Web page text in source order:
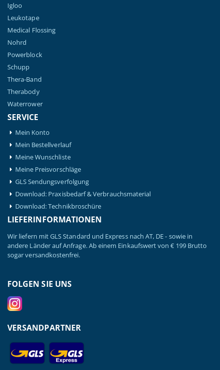
Igloo
Leukotape
Medical Flossing
Nohrd
Powerblock
Schupp
Thera-Band
Therabody
Waterrower
SERVICE
Mein Konto
Mein Bestellverlauf
Meine Wunschliste
Meine Preisvorschläge
GLS Sendungsverfolgung
Download: Praxisbedarf & Verbrauchsmaterial
Download: Technikbroschüre
LIEFERINFORMATIONEN
Wir liefern mit GLS Standard und Express nach AT, DE - sowie in
andere Länder auf Anfrage. Ab einem Einkaufswert von € 199 Brutto
sogar versandkostenfrei.
FOLGEN SIE UNS
VERSANDPARTNER